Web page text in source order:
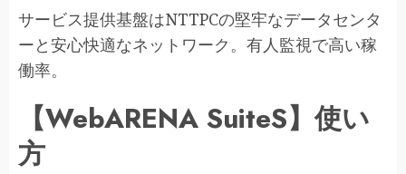
サービス提供基盤はNTTPCの堅牢なデータセンタ
ーと安心快適なネットワーク。有人監視で高い稼
働率。
【WebARENA SuiteS】使い
方